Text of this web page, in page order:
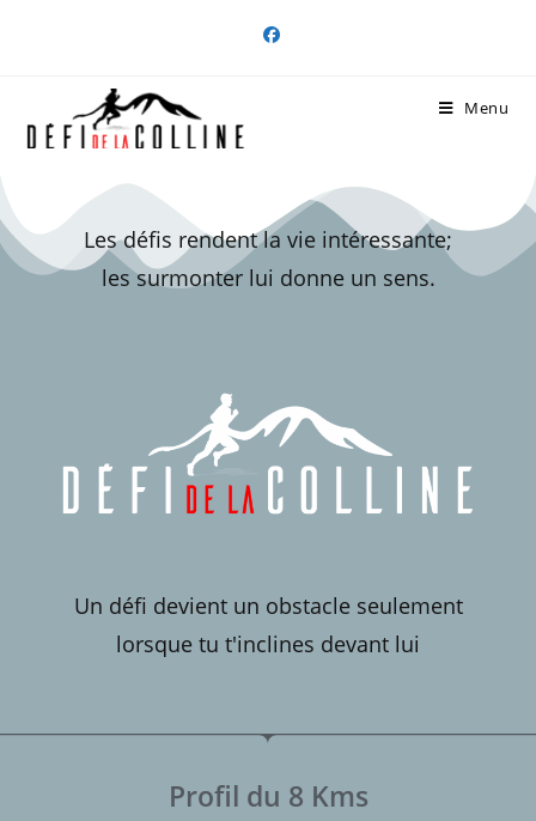
Menu
Les défis rendent la vie intéressante;
les surmonter lui donne un sens.
Un défi devient un obstacle seulement
lorsque tu t'inclines devant lui
Profil du 8 Kms